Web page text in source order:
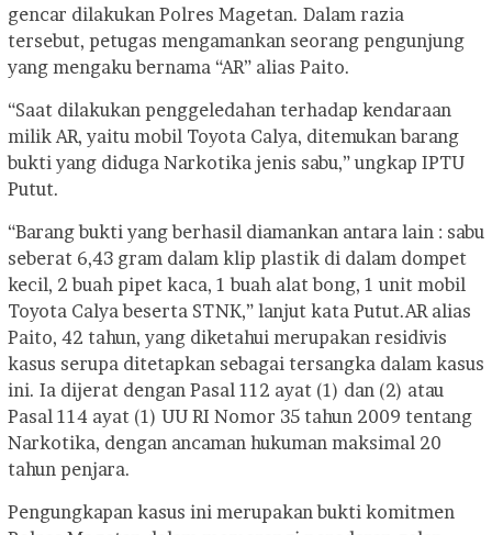
gencar dilakukan Polres Magetan. Dalam razia
tersebut, petugas mengamankan seorang pengunjung
yang mengaku bernama “AR” alias Paito.
“Saat dilakukan penggeledahan terhadap kendaraan
milik AR, yaitu mobil Toyota Calya, ditemukan barang
bukti yang diduga Narkotika jenis sabu,” ungkap IPTU
Putut.
“Barang bukti yang berhasil diamankan antara lain : sabu
seberat 6,43 gram dalam klip plastik di dalam dompet
kecil, 2 buah pipet kaca, 1 buah alat bong, 1 unit mobil
Toyota Calya beserta STNK,” lanjut kata Putut.AR alias
Paito, 42 tahun, yang diketahui merupakan residivis
kasus serupa ditetapkan sebagai tersangka dalam kasus
ini. Ia dijerat dengan Pasal 112 ayat (1) dan (2) atau
Pasal 114 ayat (1) UU RI Nomor 35 tahun 2009 tentang
Narkotika, dengan ancaman hukuman maksimal 20
tahun penjara.
Pengungkapan kasus ini merupakan bukti komitmen